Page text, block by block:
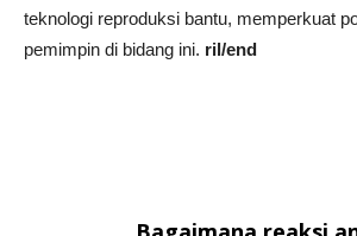
teknologi reproduksi bantu, memperkuat
pemimpin di bidang ini. ril/end